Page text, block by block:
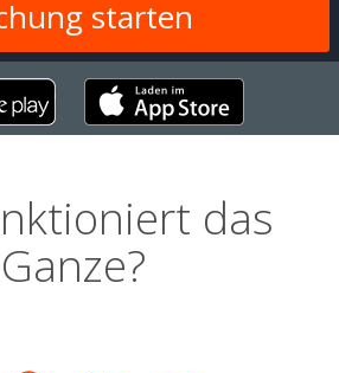
das
Ganze?